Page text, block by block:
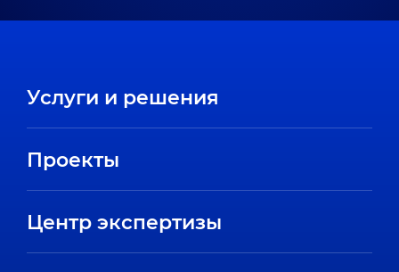
Услуги и решения
Проекты
Центр экспертизы